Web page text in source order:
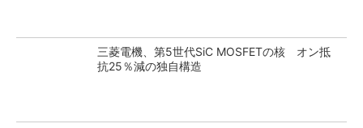
三菱電機、第5世代SiC MOSFETの核 オン抵
抗25％減の独自構造